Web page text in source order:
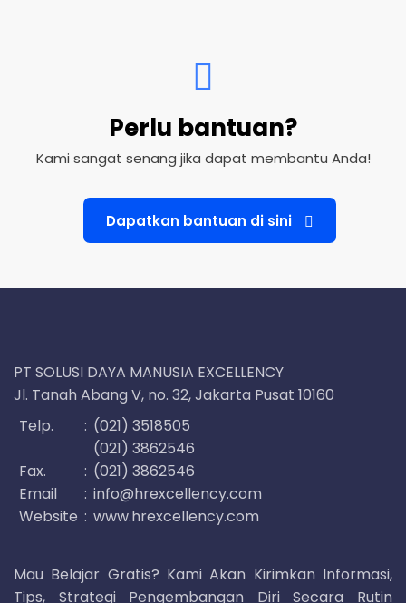
Perlu bantuan?
Kami sangat senang jika dapat membantu Anda!
Dapatkan bantuan di sini
PT SOLUSI DAYA MANUSIA EXCELLENCY
Jl. Tanah Abang V, no. 32, Jakarta Pusat 10160
Telp.
: (021) 3518505
(021) 3862546
Fax.
: (021) 3862546
Email
: info@hrexcellency.com
Website : www.hrexcellency.com
Mau Belajar Gratis? Kami Akan Kirimkan Informasi,
Tips, Strategi Pengembangan Diri Secara Rutin